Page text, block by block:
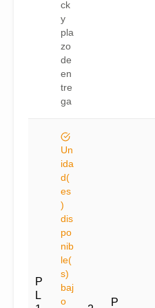
ck
y
pla
zo
de
en
tre
ga
P
L
Un
ida
d(
es
)
dis
po
nib
le(
s)
baj
o
P